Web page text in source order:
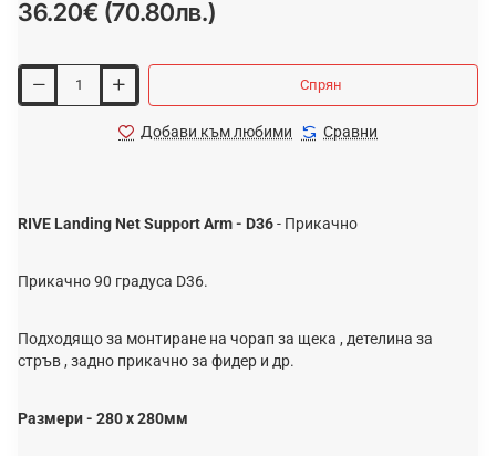
36.20€ (70.80лв.)
Спрян
Добави към любими Сравни
RIVE Landing Net Support Arm - D36- Прикачно
Прикачно 90 градуса D36.
Подходящо за монтиране на чорап за щека , детелина за
стръв , задно прикачно за фидер и др.
Размери - 280 х 280мм